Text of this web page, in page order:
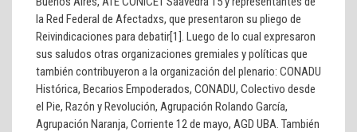
la Red Federal de Afectadxs, que presentaron su pliego de
Reivindicaciones para debatir[1]. Luego de lo cual expresaron
sus saludos otras organizaciones gremiales y políticas que
también contribuyeron a la organización del plenario: CONADU
Histórica, Becarios Empoderados, CONADU, Colectivo desde
el Pie, Razón y Revolución, Agrupación Rolando García,
Agrupación Naranja, Corriente 12 de mayo, AGD UBA . También